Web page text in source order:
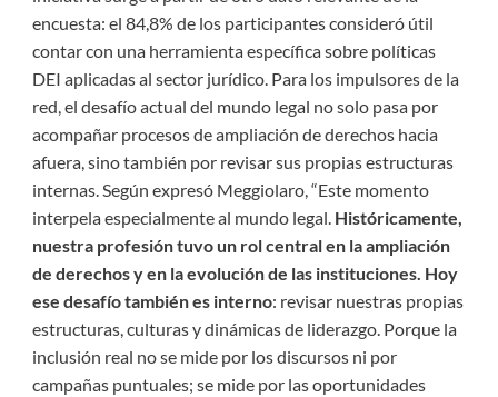
encuesta: el 84,8% de los participantes consideró útil
contar con una herramienta específica sobre políticas
DEI aplicadas al sector jurídico. Para los impulsores de la
red, el desafío actual del mundo legal no solo pasa por
acompañar procesos de ampliación de derechos hacia
afuera, sino también por revisar sus propias estructuras
internas. Según expresó Meggiolaro, “Este momento
interpela especialmente al mundo legal. Históricamente,
nuestra profesión tuvo un rol central en la ampliación
de derechos y en la evolución de las instituciones. Hoy
ese desafío también es interno: revisar nuestras propias
estructuras, culturas y dinámicas de liderazgo. Porque la
inclusión real no se mide por los discursos ni por
campañas puntuales; se mide por las oportunidades